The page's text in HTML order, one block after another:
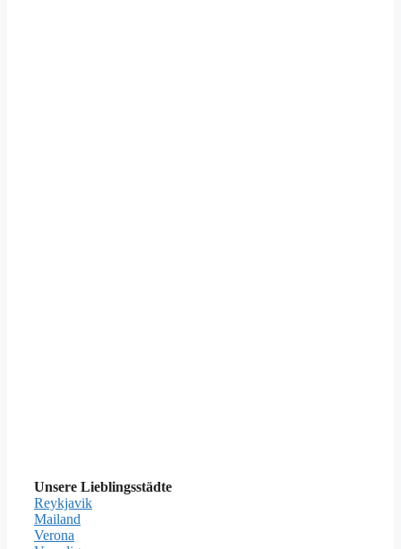
Unsere Lieblingsstädte
Reykjavik
Mailand
Verona